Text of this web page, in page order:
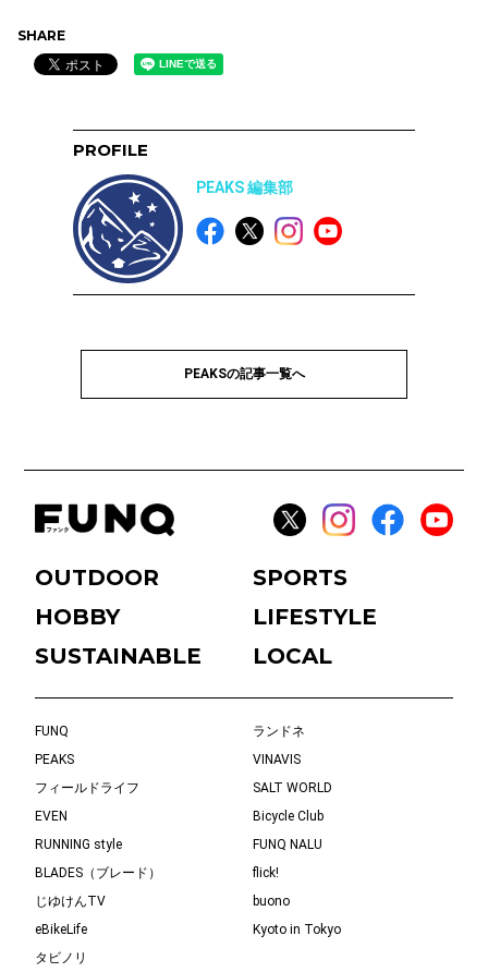
SHARE
PROFILE
PEAKS 編集部
PEAKSの記事一覧へ
OUTDOOR
SPORTS
HOBBY
LIFESTYLE
SUSTAINABLE
LOCAL
FUNQ
ランドネ
PEAKS
VINAVIS
フィールドライフ
SALT WORLD
EVEN
Bicycle Club
RUNNING style
FUNQ NALU
BLADES（ブレード）
flick!
じゆけんTV
buono
eBikeLife
Kyoto in Tokyo
タビノリ